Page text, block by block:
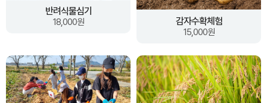
반려식물심기
18,000원 감자수확체험
15,000원